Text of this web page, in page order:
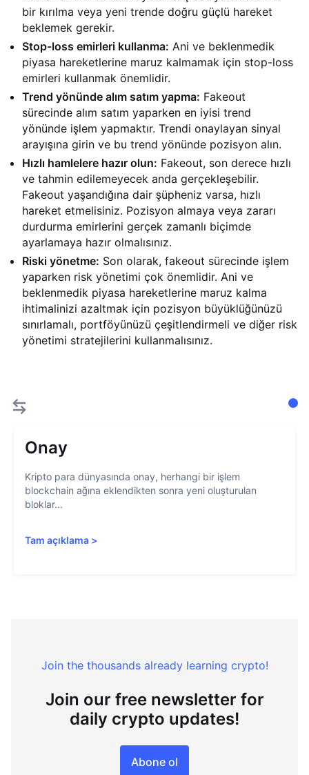
bir kırılma veya yeni trende doğru güçlü hareket
beklemek gerekir.
Stop-loss emirleri kullanma: Ani ve beklenmedik
piyasa hareketlerine maruz kalmamak için stop-loss
emirleri kullanmak önemlidir.
Trend yönünde alım satım yapma: Fakeout
sürecinde alım satım yaparken en iyisi trend
yönünde işlem yapmaktır. Trendi onaylayan sinyal
arayışına girin ve bu trend yönünde pozisyon alın.
Hızlı hamlelere hazır olun: Fakeout, son derece hızlı
ve tahmin edilemeyecek anda gerçekleşebilir.
Fakeout yaşandığına dair şüpheniz varsa, hızlı
hareket etmelisiniz. Pozisyon almaya veya zararı
durdurma emirlerini gerçek zamanlı biçimde
ayarlamaya hazır olmalısınız.
Riski yönetme: Son olarak, fakeout sürecinde işlem
yaparken risk yönetimi çok önemlidir. Ani ve
beklenmedik piyasa hareketlerine maruz kalma
ihtimalinizi azaltmak için pozisyon büyüklüğünüzü
sınırlamalı, portföyünüzü çeşitlendirmeli ve diğer risk
yönetimi stratejilerini kullanmalısınız.
Onay
Kripto para dünyasında onay, herhangi bir işlem
blockchain ağına eklendikten sonra yeni oluşturulan
bloklar...
Tam açıklama >
Join the thousands already learning crypto!
Join our free newsletter for
daily crypto updates!
Abone ol